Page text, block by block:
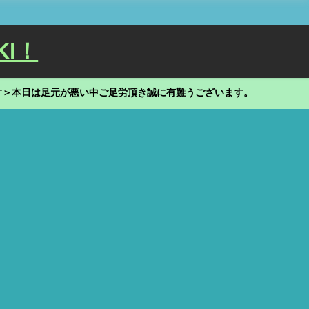
！
本日は足元が悪い中ご足労頂き誠に有難うございます。